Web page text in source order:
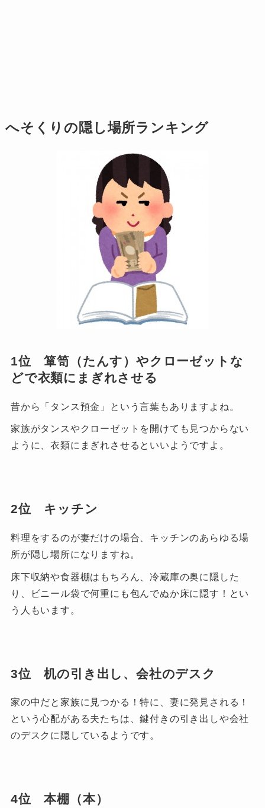
へそくりの隠し場所ランキング
1位 箪笥（たんす）やクローゼットな
どで衣類にまぎれさせる
昔から「タンス預金」という言葉もありますよね。
家族がタンスやクローゼットを開けても見つからない
ように、衣類にまぎれさせるといいようですよ。
2位 キッチン
料理をするのが妻だけの場合、キッチンのあらゆる場
所が隠し場所になりますね。
床下収納や食器棚はもちろん、冷蔵庫の奥に隠した
り、ビニール袋で何重にも包んでぬか床に隠す！とい
う人もいます。
3位 机の引き出し、会社のデスク
家の中だと家族に見つかる！特に、妻に発見される！
という心配がある夫たちは、鍵付きの引き出しや会社
のデスクに隠しているようです。
4位 本棚（本）